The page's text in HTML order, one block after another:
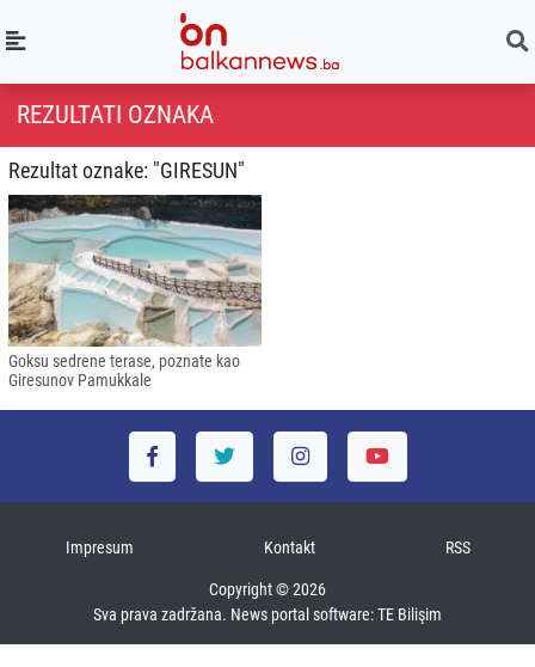
REZULTATI OZNAKA
Rezultat oznake: "GIRESUN"
Goksu sedrene terase, poznate kao
Giresunov Pamukkale
Impresum Kontakt RSS
Copyright © 2026
Sva prava zadržana. News portal software:TE Bilişim